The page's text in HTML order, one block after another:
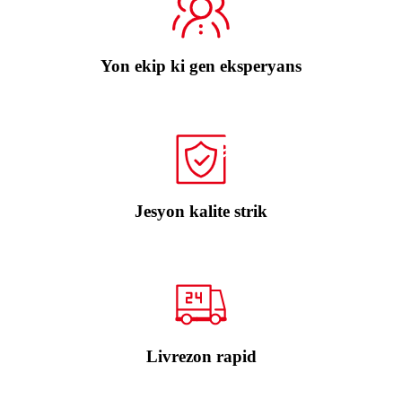
Yon ekip ki gen eksperyans
Jesyon kalite strik
Livrezon rapid